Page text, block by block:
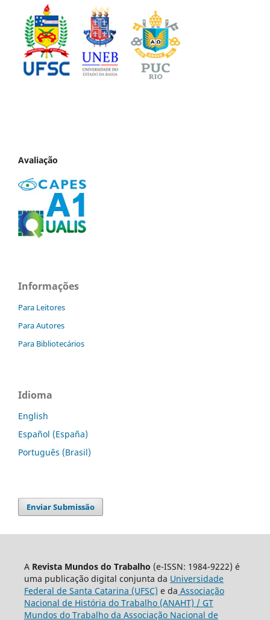
Avaliação
Informações
Para Leitores
Para Autores
Para Bibliotecários
Idioma
English
Español (España)
Português (Brasil)
Enviar Submissão
A Revista Mundos do Trabalho (e-ISSN: 1984-9222) é
uma publicação digital conjunta da Universidade
Federal de Santa Catarina (UFSC) e da Associação
Nacional de História do Trabalho (ANAHT) / GT
Mundos do Trabalho da Associação Nacional de